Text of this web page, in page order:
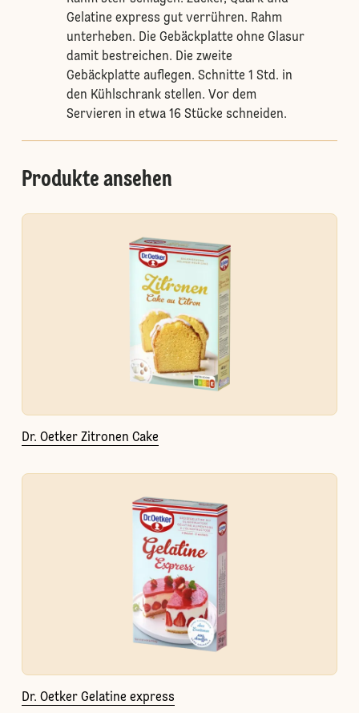
Gelatine express gut verrühren. Rahm
unterheben. Die Gebäckplatte ohne Glasur
damit bestreichen. Die zweite
Gebäckplatte auflegen. Schnitte 1 Std. in
den Kühlschrank stellen. Vor dem
Servieren in etwa 16 Stücke schneiden.
Produkte ansehen
Dr. Oetker Zitronen Cake
Dr. Oetker Gelatine express